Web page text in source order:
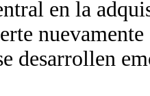
en la
desarrollen